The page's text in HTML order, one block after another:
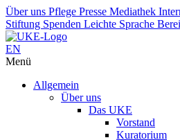
Über uns Pflege Presse Mediathek
Stiftung Spenden Leichte Sprache
EN
Menü
Allgemein
Über uns
Das UKE
Vorstand
Kuratorium